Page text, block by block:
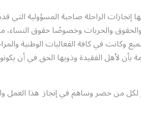
الراحلة صاحبة المسؤولية التي
والحقوق والحريات وخصوصًا حقوق
وكانت في كافة الفعاليات الوطنية
بأن لأهل الفقيدة وذويها الحق في أن
لكل من حضر وساهم في إنجاز هذا العمل